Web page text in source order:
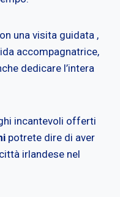
una visita guidata ,
accompagnatrice,
dedicare l’intera
incantevoli offerti
potrete dire di aver
irlandese nel